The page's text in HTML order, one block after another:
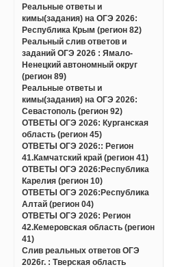
Реальные ответы и
кимы(задания) на ОГЭ 2026:
Республика Крым (регион 82)
Реальный слив ответов и
заданий ОГЭ 2026 : Ямало-
Ненецкий автономный округ
(регион 89)
Реальные ответы и
кимы(задания) на ОГЭ 2026:
Севастополь (регион 92)
ОТВЕТЫ ОГЭ 2026: Курганская
область (регион 45)
ОТВЕТЫ ОГЭ 2026:: Регион
41.Камчатский край (регион 41)
ОТВЕТЫ ОГЭ 2026:Республика
Карелия (регион 10)
ОТВЕТЫ ОГЭ 2026:Республика
Алтай (регион 04)
ОТВЕТЫ ОГЭ 2026: Регион
42.Кемеровская область (регион
41)
Слив реальных ответов ОГЭ
2026г. : Тверская область